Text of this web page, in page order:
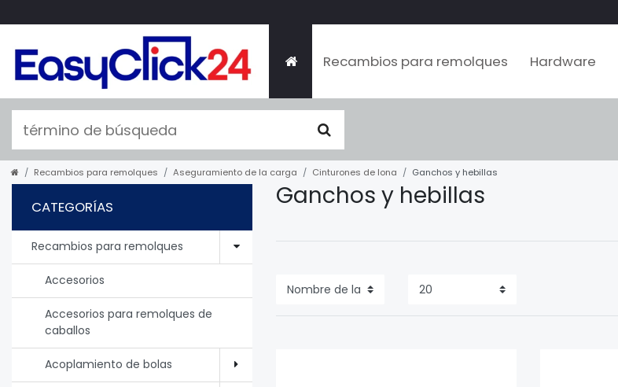
Recambios para remolques Hardware
Recambios para remolques Aseguramiento de la carga Cinturones de lona Ganchos y hebillas
CATEGORÍAS
Recambios para remolques
Accesorios
Accesorios para remolques de
caballos
Acoplamiento de bolas
Ganchos y hebillas